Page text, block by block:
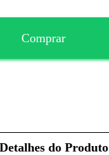
Comprar
Detalhes do Produto